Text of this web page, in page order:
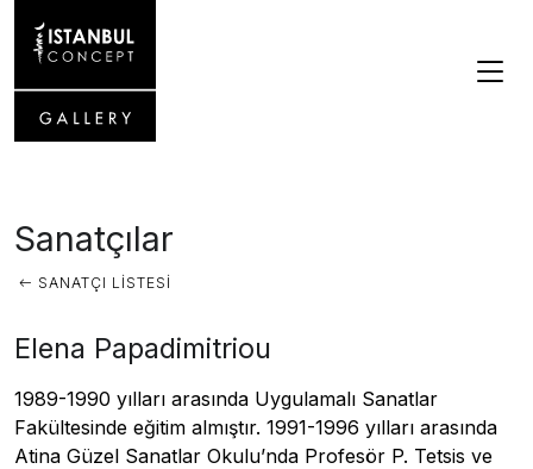
Sanatçılar
SANATÇI LISTESI
Elena Papadimitriou
1989-1990 yılları arasında Uygulamalı Sanatlar
Fakültesinde eğitim almıştır. 1991-1996 yılları arasında
Atina Güzel Sanatlar Okulu’nda Profesör P. Tetsis ve